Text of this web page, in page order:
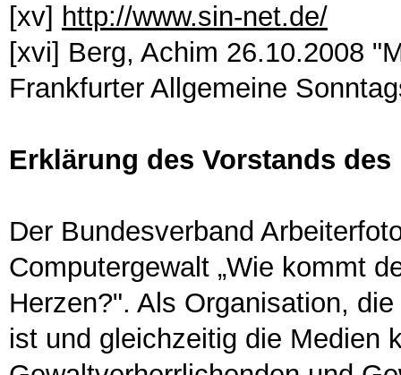
[xv] http://www.sin-net.de/
[xvi] Berg, Achim 26.10.2008
Frankfurter Allgemeine
Erklärung des Vorstands
Der Bundesverband
Computergewalt „Wie kommt
Herzen?". Als Organisation,
ist und gleichzeitig die Medien